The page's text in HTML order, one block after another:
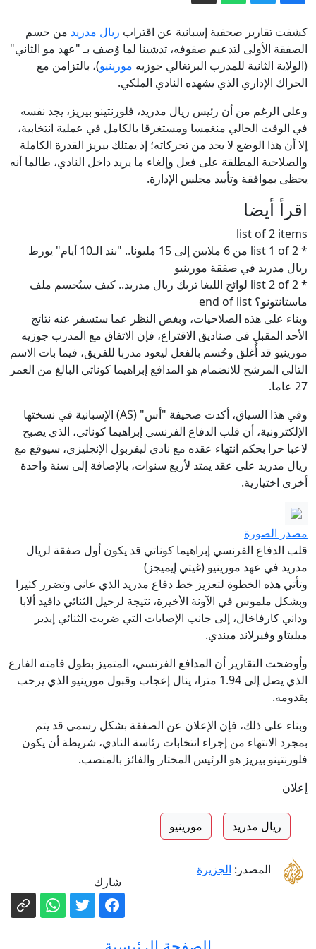
يكشف أبرز النتائج
التحالف يجدد دعمه للحكومة اليمنية عقب
هجوم الحوثيين على مأرب وحضرموت
اختراقات الذكاء الاصطناعي.. "ميتا"
تكشف عن ثغرة أمنية
زامير يعلن ملاحقة نخبة حماس.. فما مصير
خريطة مجلس السلام؟
"رويترز" عن مصدرين إقليميين: تركيا
كشفت تقارير صحفية إسبانية عن اقتراب ريال مدريد من حسم
الصفقة الأولى لتدعيم صفوفه، تدشينا لما وُصف بـ "عهد مو الثاني"
(الولاية الثانية للمدرب البرتغالي جوزيه مورينيو)، بالتزامن مع
الحراك الإداري الذي يشهده النادي الملكي.
وعلى الرغم من أن رئيس ريال مدريد، فلورنتينو بيريز، يجد نفسه
في الوقت الحالي منغمسا ومستغرقا بالكامل في عملية انتخابية،
إلا أن هذا الوضع لا يحد من تحركاته؛ إذ يمتلك بيريز القدرة الكاملة
والصلاحية المطلقة على فعل وإلغاء ما يريد داخل النادي، طالما أنه
يحظى بموافقة وتأييد مجلس الإدارة.
اقرأ أيضا
list of 2 items
* list 1 of 2 من 6 ملايين إلى 15 مليونا.. "بند الـ10 أيام" يورط
ريال مدريد في صفقة مورينيو
* list 2 of 2 لوائح الليغا تربك ريال مدريد.. كيف سيُحسم ملف
ماستانتونو؟ end of list
وبناء على هذه الصلاحيات، وبغض النظر عما ستسفر عنه نتائج
الأحد المقبل في صناديق الاقتراع، فإن الاتفاق مع المدرب جوزيه
مورينيو قد أُغلق وحُسم بالفعل ليعود مدربا للفريق، فيما بات الاسم
التالي المرشح للانضمام هو المدافع إبراهيما كوناتي البالغ من العمر
27 عاما.
وفي هذا السياق، أكدت صحيفة "أس" (AS) الإسبانية في نسختها
الإلكترونية، أن قلب الدفاع الفرنسي إبراهيما كوناتي، الذي يصبح
لاعبا حرا بحكم انتهاء عقده مع نادي ليفربول الإنجليزي، سيوقع مع
ريال مدريد على عقد يمتد لأربع سنوات، بالإضافة إلى سنة واحدة
أخرى اختيارية.
مصدر الصورة
قلب الدفاع الفرنسي إبراهيما كوناتي قد يكون أول صفقة لريال
مدريد في عهد مورينيو (غيتي إيميجز)
وتأتي هذه الخطوة لتعزيز خط دفاع مدريد الذي عانى وتضرر كثيرا
وبشكل ملموس في الآونة الأخيرة، نتيجة لرحيل الثنائي دافيد ألابا
وداني كارفاخال، إلى جانب الإصابات التي ضربت الثنائي إيدير
ميليتاو وفيرلاند ميندي.
وأوضحت التقارير أن المدافع الفرنسي، المتميز بطول قامته الفارع
الذي يصل إلى 1.94 مترا، ينال إعجاب وقبول مورينيو الذي يرحب
بقدومه.
وبناء على ذلك، فإن الإعلان عن الصفقة بشكل رسمي قد يتم
بمجرد الانتهاء من إجراء انتخابات رئاسة النادي، شريطة أن يكون
فلورنتينو بيريز هو الرئيس المختار والفائز بالمنصب.
إعلان
ريال مدريد مورينيو
المصدر: الجزيرة
شارك